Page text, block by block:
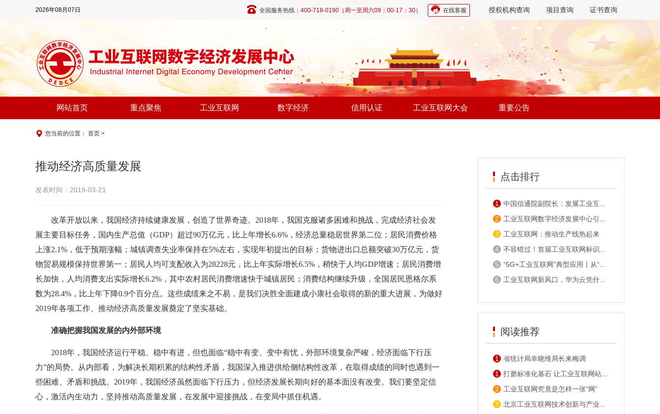
2026年08月07日 全国服务热线： 400-718-0190（周一至周六09：00-17：30） 在线客服 授权机构查询 项目查询 证书查询
网站首页 重点聚焦 工业互联网 数字经济 信用认证 工业互联网大会 重要公告
您当前的位置： 首页 >
推动经济高质量发展
发表时间：2019-03-21
改革开放以来，我国经济持续健康发展，创造了世界奇迹。2018年，我国克服诸多困难和挑战，完成经济社会发
展主要目标任务，国内生产总值（GDP）超过90万亿元，比上年增长6.6%，经济总量稳居世界第二位；居民消费价格
上涨2.1%，低于预期涨幅；城镇调查失业率保持在5%左右，实现年初提出的目标；货物进出口总额突破30万亿元，货
物贸易规模保持世界第一；居民人均可支配收入为28228元，比上年实际增长6.5%，稍快于人均GDP增速；居民消费增
长加快，人均消费支出实际增长6.2%，其中农村居民消费增速快于城镇居民；消费结构继续升级，全国居民恩格尔系
数为28.4%，比上年下降0.9个百分点。这些成绩来之不易，是我们决胜全面建成小康社会取得的新的重大进展，为做好
2019年各项工作、推动经济高质量发展奠定了坚实基础。
准确把握我国发展的内外部环境
2018年，我国经济运行平稳、稳中有进，但也面临“稳中有变、变中有忧，外部环境复杂严峻，经济面临下行压
力”的局势。从内部看，为解决长期积累的结构性矛盾，我国深入推进供给侧结构性改革，在取得成绩的同时也遇到一
些困难、矛盾和挑战。2019年，我国经济虽然面临下行压力，但经济发展长期向好的基本面没有改变。我们要坚定信
心，激活内生动力，坚持推动高质量发展，在发展中迎接挑战，在变局中抓住机遇。
点击排行
1
中国信通院副院长：发展工业互联网需要长期不懈努力
2
工业互联网数字经济发展中心引领新发展
3
工业互联网：推动生产线热起来
4 不容错过！首届工业互联网标识生态大会即将在京开幕
5
“5G+工业互联网”典型应用丨从“制造”走向“智造” 探访中天科技智慧工厂
6
工业互联网新风口，华为云凭什么？
阅读推荐
1
省统计局幸晓维局长来梅调
1
打磨标准化基石 让工业互联网站得高走得稳
2
工业互联网究竟是怎样一张“网”
3
北京工业互联网技术创新与产业发展联盟成立